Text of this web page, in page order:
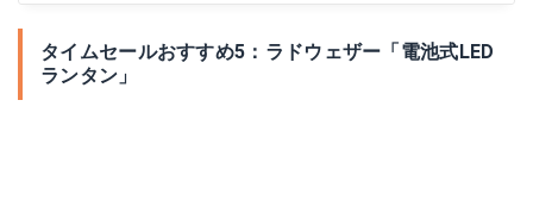
タイムセールおすすめ5：ラドウェザー「電池式LED
ランタン」